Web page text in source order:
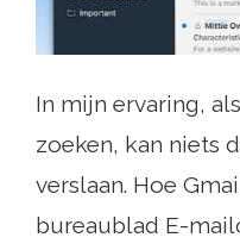
In mijn ervaring,
zoeken, kan niets
verslaan. Hoe
bureaublad E-